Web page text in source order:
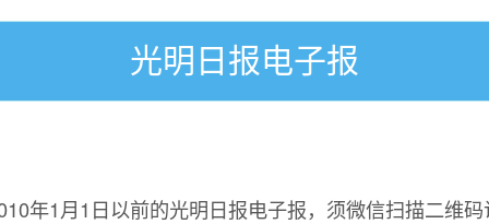
光明日报电子报
年1月1日以前的光明日报电子报，须微信扫描二维